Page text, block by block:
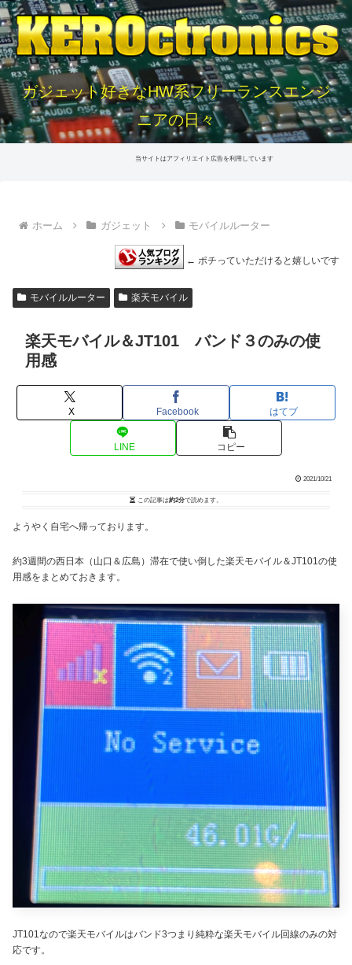
ガジェット好きなHW系フリーランスエンジ
ニアの日々
当サイトはアフィリエイト広告を利用しています
ホーム ガジェット モバイルルーター
← ポチっていただけると嬉しいです
モバイルルーター 楽天モバイル
楽天モバイル＆JT101 バンド３のみの使
用感
X Facebook はてブ
LINE コピー
2021/10/21
この記事は約2分で読めます。
ようやく自宅へ帰っております。
約3週間の西日本（山口＆広島）滞在で使い倒した楽天モバイル＆JT101の使
用感をまとめておきます。
JT101なので楽天モバイルはバンド3つまり純粋な楽天モバイル回線のみの対
応です。